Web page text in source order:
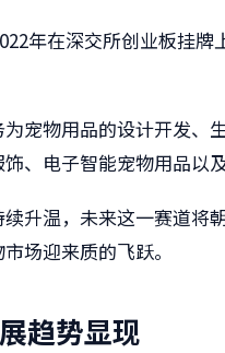
年在深交所创业板挂
宠物用品的设计开发、
、电子智能宠物用品以
升温，未来这一赛道将
场迎来质的飞跃。
趋势显现